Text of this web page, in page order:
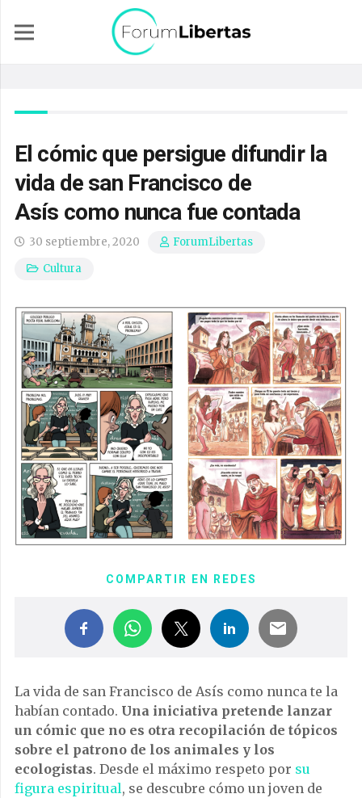
El cómic que persigue difundir la
vida de san Francisco de
Asís como nunca fue contada
30 septiembre, 2020
ForumLibertas
Cultura
COMPARTIR EN REDES
La vida de san Francisco de Asís como nunca te la
habían contado. Una iniciativa pretende lanzar
un cómic que no es otra recopilación de tópicos
sobre el patrono de los animales y los
ecologistas. Desde el máximo respeto por su
figura espiritual, se descubre cómo un joven de